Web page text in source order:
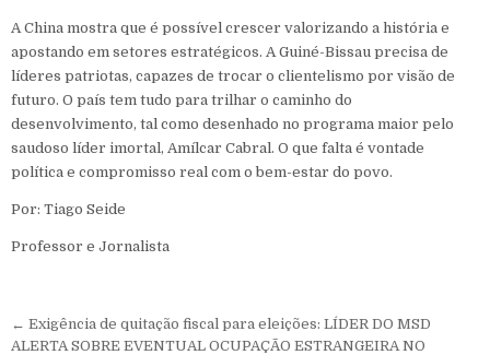
A China mostra que é possível crescer valorizando a história e
apostando em setores estratégicos. A Guiné-Bissau precisa de
líderes patriotas, capazes de trocar o clientelismo por visão de
futuro. O país tem tudo para trilhar o caminho do
desenvolvimento, tal como desenhado no programa maior pelo
saudoso líder imortal, Amílcar Cabral. O que falta é vontade
política e compromisso real com o bem-estar do povo.
Por: Tiago Seide
Professor e Jornalista
Navegação de Post
← ‎Exigência de quitação fiscal para eleições: LÍDER DO MSD
ALERTA SOBRE EVENTUAL OCUPAÇÃO ESTRANGEIRA NO